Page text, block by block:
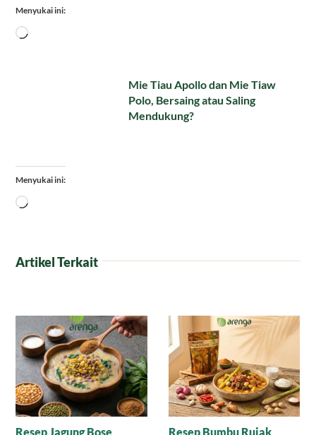
Menyukai ini:
Memuat...
Mie Tiau Apollo dan Mie Tiaw
Polo, Bersaing atau Saling
Mendukung?
Menyukai ini:
Memuat...
Artikel Terkait
Manisnya Cokelat
Puding Tempe untuk